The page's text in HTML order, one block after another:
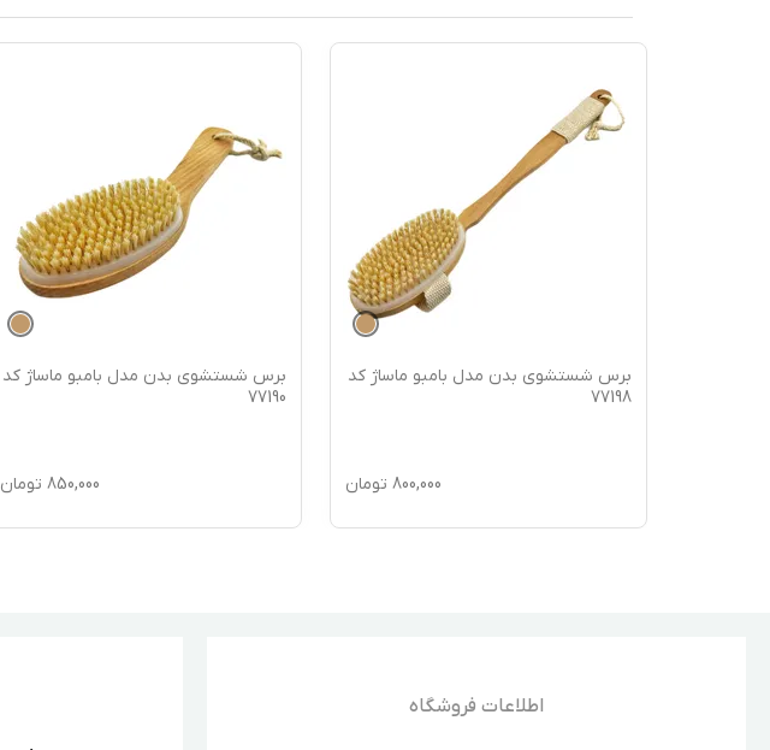
برس شستشوی بدن مدل بامبو ماساژ کد
77198
800,000 تومان
برس شستشوی بدن مدل بامبو ماساژ کد
77190
850,000 تومان
اطلاعات فروشگاه